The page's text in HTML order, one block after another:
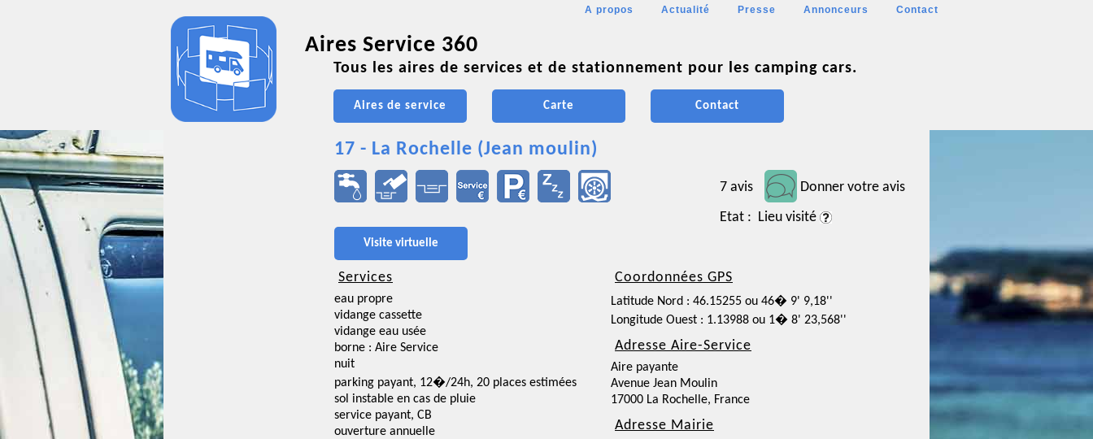
A propos Actualité Presse Annonceurs Contact
Aires Service 360
Tous les aires de services et de stationnement pour les camping cars.
Aires de service Carte Contact
17 - La Rochelle (Jean moulin)
7 avis
Donner votre avis
Etat : Lieu visité
Visite virtuelle
Services
eau propre
vidange cassette
vidange eau usée
borne : Aire Service
nuit
parking payant, 12�/24h, 20 places estimées
sol instable en cas de pluie
service payant, CB
ouverture annuelle
Coordonnées GPS
Latitude Nord : 46.15255 ou 46� 9' 9,18''
Longitude Ouest : 1.13988 ou 1� 8' 23,568''
Adresse Aire-Service
Aire payante
Avenue Jean Moulin
17000 La Rochelle, France
Adresse Mairie